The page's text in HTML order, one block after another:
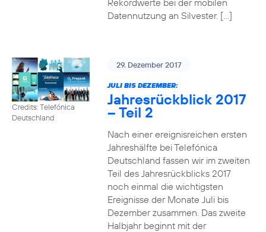
Rekordwerte bei der mobilen
Datennutzung an Silvester. […]
Credits: Telefónica
Deutschland
29. Dezember 2017
JULI BIS DEZEMBER:
Jahresrückblick 2017
– Teil 2
Nach einer ereignisreichen ersten
Jahreshälfte bei Telefónica
Deutschland fassen wir im zweiten
Teil des Jahresrückblicks 2017
noch einmal die wichtigsten
Ereignisse der Monate Juli bis
Dezember zusammen. Das zweite
Halbjahr beginnt mit der